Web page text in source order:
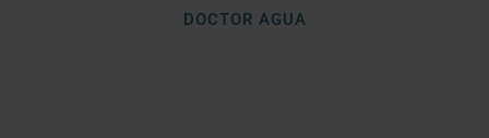
DOCTOR AGUA